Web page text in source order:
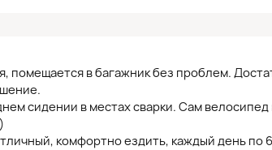
помещается в багажник без проблем.
сидении в местах сварки. Сам
комфортно ездить, каждый день по